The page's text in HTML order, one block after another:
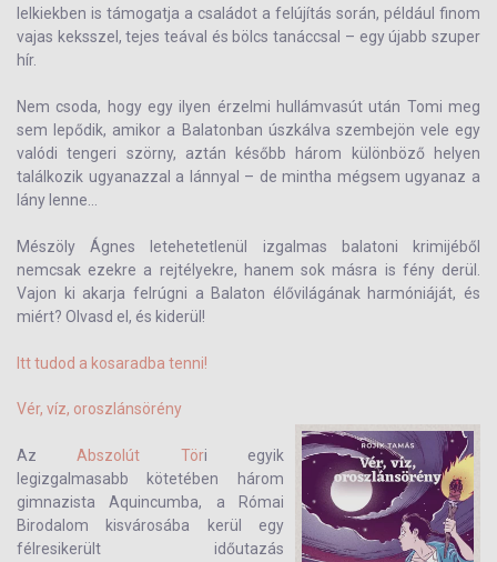
lelkiekben is támogatja a családot a felújítás során, például finom
vajas keksszel, tejes teával és bölcs tanáccsal – egy újabb szuper
hír.
Nem csoda, hogy egy ilyen érzelmi hullámvasút után Tomi meg
sem lepődik, amikor a Balatonban úszkálva szembejön vele egy
valódi tengeri szörny, aztán később három különböző helyen
találkozik ugyanazzal a lánnyal – de mintha mégsem ugyanaz a
lány lenne...
Mészöly Ágnes letehetetlenül izgalmas balatoni krimijéből
nemcsak ezekre a rejtélyekre, hanem sok másra is fény derül.
Vajon ki akarja felrúgni a Balaton élővilágának harmóniáját, és
miért? Olvasd el, és kiderül!
Itt tudod a kosaradba tenni!
Vér, víz, oroszlánsörény
Az Abszolút Töri egyik
legizgalmasabb kötetében három
gimnazista Aquincumba, a Római
Birodalom kisvárosába kerül egy
félresikerült időutazás